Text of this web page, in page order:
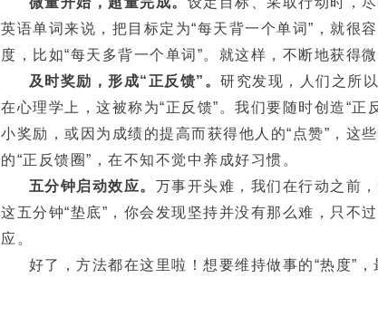
英语单词来说，把目标定为“每天背一个单词”，就很
度，比如“每天多背一个单词”。就这样，不断地获得
及时奖励，形成“正反馈”。研究发现，人们之所
在心理学上，这被称为“正反馈”。我们要随时创造“正
小奖励，或因为成绩的提高而获得他人的“点赞”，这
的“正反馈圈”，在不知不觉中养成好习惯。
五分钟启动效应。 万事开头难，我们在行动之前
这五分钟“垫底”，你会发现坚持并没有那么难，只不
应。
好了，方法都在这里啦！想要维持做事的“热度”，